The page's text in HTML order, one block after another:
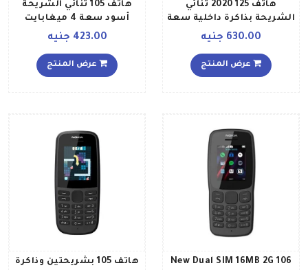
هاتف 125 2020 ثنائي
الشريحة بذاكرة داخلية سعة
630.00 جنيه
عرض المنتج
هاتف 105 ثنائي الشريحة
أسود سعة 4 ميغابايت
يدعم خاصية الجيل الثاني
423.00 جنيه
عرض المنتج
106 New Dual SIM 16MB 2G
هاتف 105 بشريحتين وذاكرة